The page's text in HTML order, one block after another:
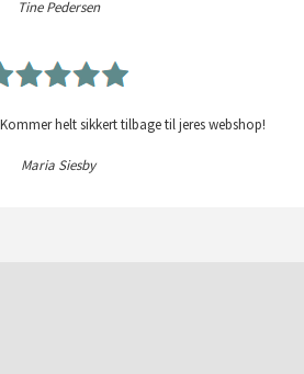
Tine Pedersen
helt sikkert tilbage til jeres webshop!
Maria Siesby